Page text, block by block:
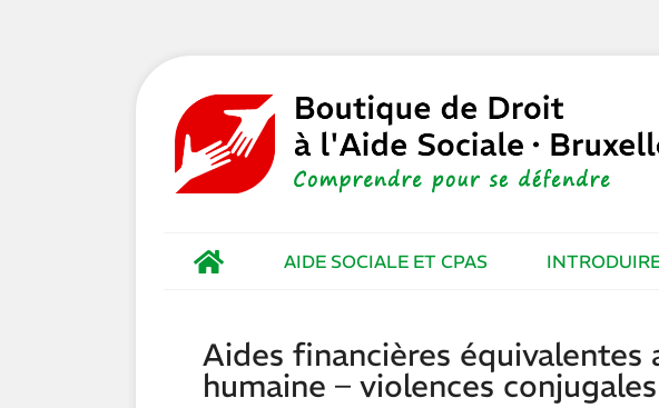
AIDE SOCIALE ET CPAS
Aides financières équivalentes
humaine – violences conjugales